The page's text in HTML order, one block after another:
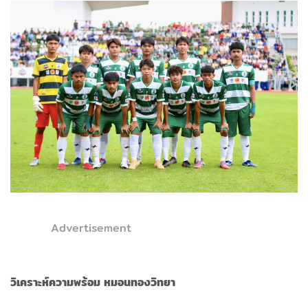
Advertisement
วิเคราะห์ความพร้อม หมอนทองวิทยา